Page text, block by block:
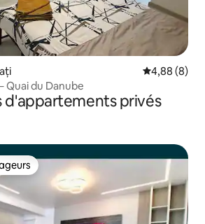
Évaluation
4,88 (8)
Quai du Danube
d'appartements privés